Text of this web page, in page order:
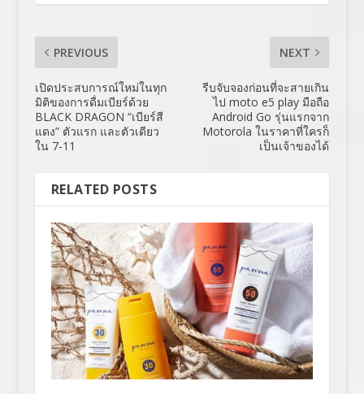
PREVIOUS
เปิดประสบการณ์ใหม่ในทุก
มิติของการดื่มเบียร์ด้วย
BLACK DRAGON “เบียร์สี
แดง” ตัวแรก และตัวเดียว
ใน 7-11
NEXT
รีบจับจองก่อนที่จะสายเกิน
ไป moto e5 play มือถือ
Android Go รุ่นแรกจาก
Motorola ในราคาที่ใครก็
เป็นเจ้าของได้
RELATED POSTS